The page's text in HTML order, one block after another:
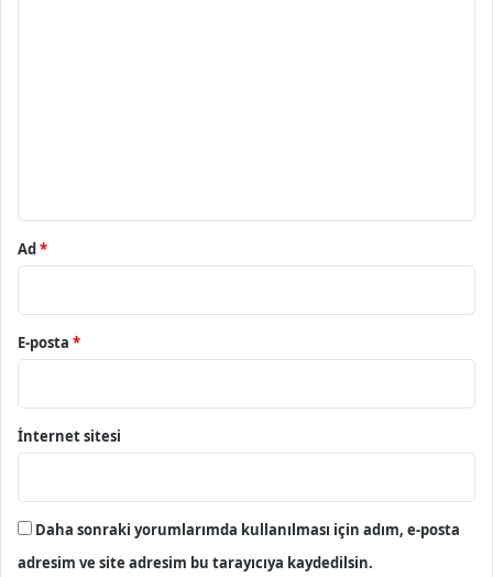
Ad*
E-posta *
İnternet sitesi
Daha sonraki yorumlarımda kullanılması için adım, e-posta
adresim ve site adresim bu tarayıcıya kaydedilsin.